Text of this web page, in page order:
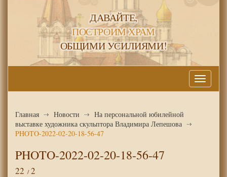
ДАВАЙТЕ,
ПОСТРОИМ ХРАМ
ОБЩИМИ УСИЛИЯМИ!
Меню
Главная Новости
На персональной юбилейной
выставке художника скульптора Владимира Лепешова
PHOTO-2022-02-20-18-56-47
PHOTO-2022-02-20-18-56-47
22 2